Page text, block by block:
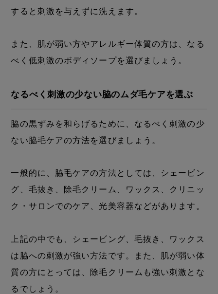
すると刺激を与えずに洗えます。
また、肌が弱い方やアレルギー体質の方は、なる
べく低刺激のボディソープを選びましょう。
なるべく刺激の少ない脇のムダ毛ケアを選ぶ
脇の黒ずみを和らげるために、なるべく刺激の少
ない脇毛ケアの方法を選びましょう。
一般的に、脇毛ケアの方法としては、シェービン
グ、毛抜き、除毛クリーム、ワックス、クリニッ
ク・サロンでのケア、光美容器などがあります。
上記の中でも、シェービング、毛抜き、ワックス
は脇への刺激が強い方法です。また、肌が弱い体
質の方にとっては、除毛クリームも強い刺激とな
るでしょう。